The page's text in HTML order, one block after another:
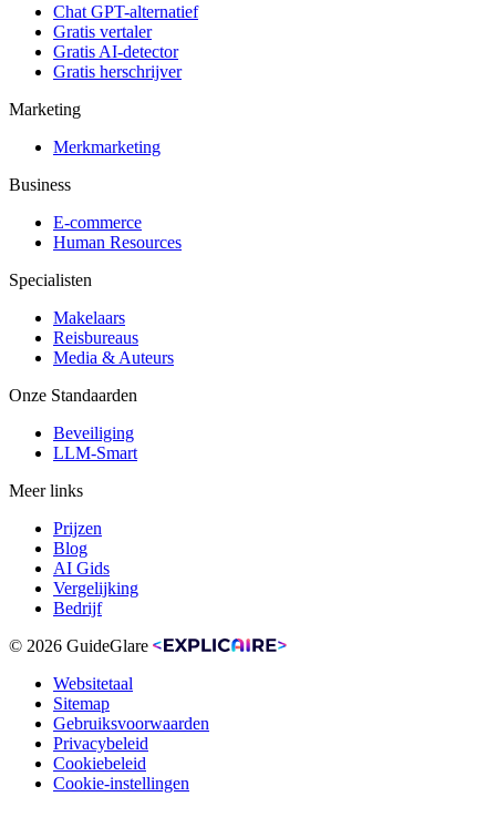
Chat GPT-alternatief
Gratis vertaler
Gratis AI-detector
Gratis herschrijver
Marketing
Merkmarketing
Business
E-commerce
Human Resources
Specialisten
Makelaars
Reisbureaus
Media & Auteurs
Onze Standaarden
Beveiliging
LLM-Smart
Meer links
Prijzen
Blog
AI Gids
Vergelijking
Bedrijf
© 2026 GuideGlare
Websitetaal
Sitemap
Gebruiksvoorwaarden
Privacybeleid
Cookiebeleid
Cookie-instellingen